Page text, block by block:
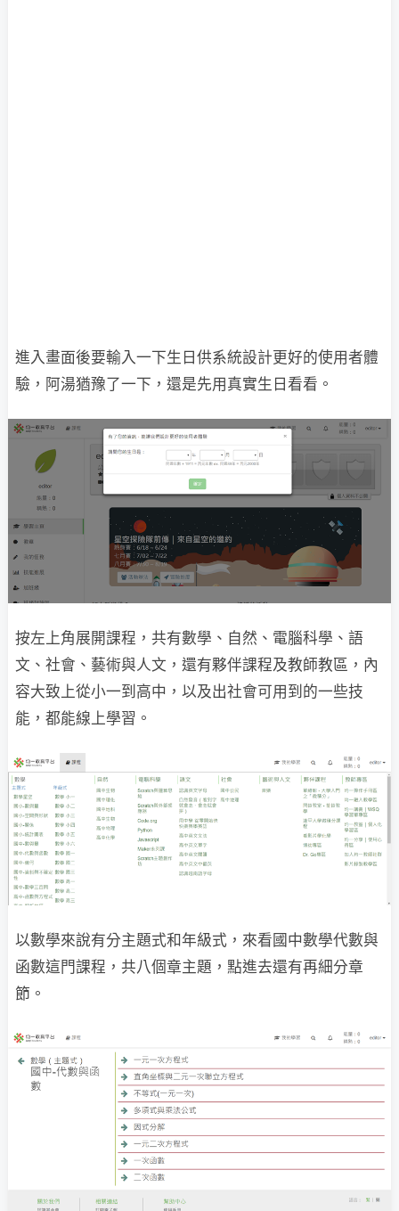
進入畫面後要輸入一下生日供系統設計更好的使用者體
驗，阿湯猶豫了一下，還是先用真實生日看看。
按左上角展開課程，共有數學、自然、電腦科學、語
文、社會、藝術與人文，還有夥伴課程及教師教區，內
容大致上從小一到高中，以及出社會可用到的一些技
能，都能線上學習。
以數學來說有分主題式和年級式，來看國中數學代數與
函數這門課程，共八個章主題，點進去還有再細分章
節。